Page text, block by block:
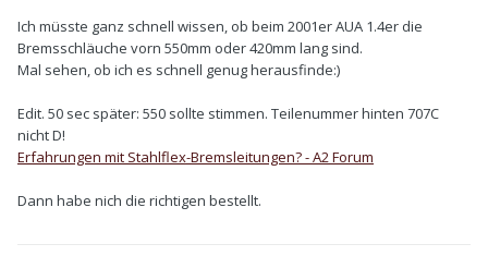
Ich müsste ganz schnell wissen, ob beim 2001er AUA 1.4er die
Bremsschläuche vorn 550mm oder 420mm lang sind.
Mal sehen, ob ich es schnell genug herausfinde:)
Edit. 50 sec später: 550 sollte stimmen. Teilenummer hinten 707C
nicht D!
Erfahrungen mit Stahlflex-Bremsleitungen? - A2 Forum
Dann habe nich die richtigen bestellt.